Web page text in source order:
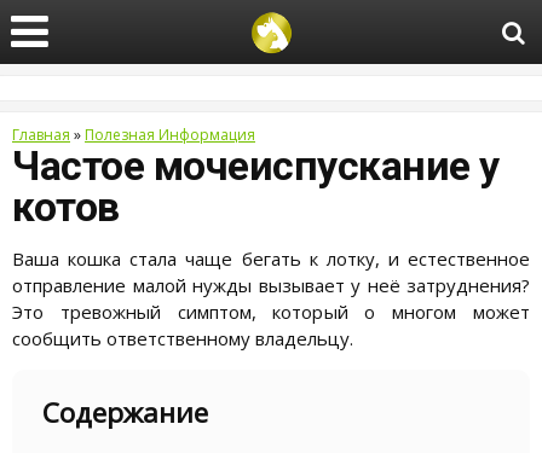
Главная »Полезная Информация
Частое мочеиспускание у
котов
Ваша кошка стала чаще бегать к лотку, и естественное
отправление малой нужды вызывает у неё затруднения?
Это тревожный симптом, который о многом может
сообщить ответственному владельцу.
Содержание